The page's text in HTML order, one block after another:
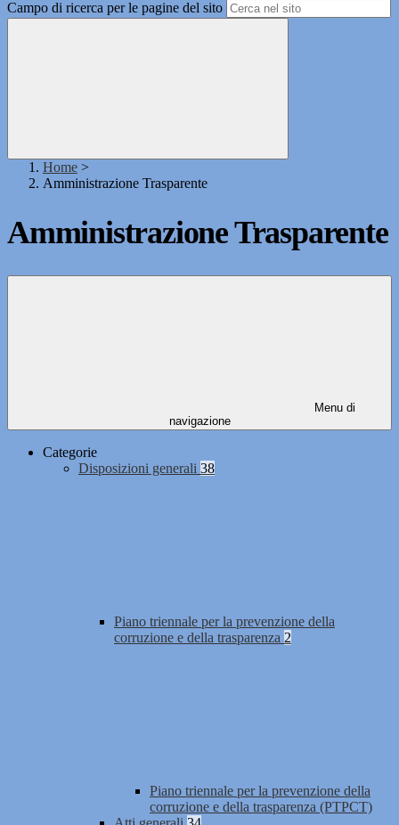
Campo di ricerca per le pagine del sito
Home >
Amministrazione Trasparente
Amministrazione Trasparente
Menu di
navigazione
Categorie
Disposizioni generali 38
Piano triennale per la prevenzione della
corruzione e della trasparenza 2
Piano triennale per la prevenzione della
corruzione e della trasparenza (PTPCT)